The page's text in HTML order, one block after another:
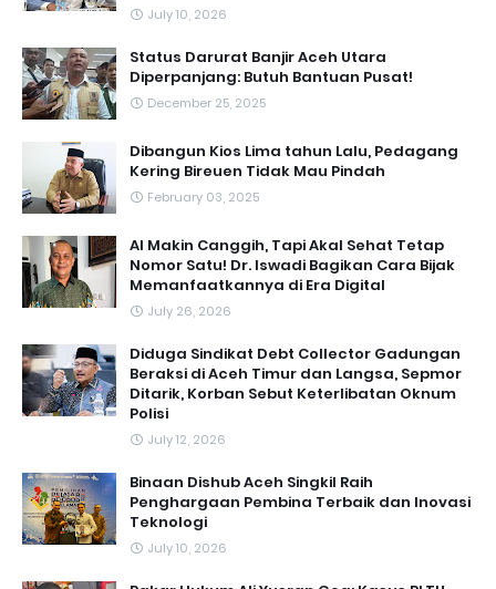
July 10, 2026
Status Darurat Banjir Aceh Utara
Diperpanjang: Butuh Bantuan Pusat!
December 25, 2025
Dibangun Kios Lima tahun Lalu, Pedagang
Kering Bireuen Tidak Mau Pindah
February 03, 2025
AI Makin Canggih, Tapi Akal Sehat Tetap
Nomor Satu! Dr. Iswadi Bagikan Cara Bijak
Memanfaatkannya di Era Digital
July 26, 2026
Diduga Sindikat Debt Collector Gadungan
Beraksi di Aceh Timur dan Langsa, Sepmor
Ditarik, Korban Sebut Keterlibatan Oknum
Polisi
July 12, 2026
Binaan Dishub Aceh Singkil Raih
Penghargaan Pembina Terbaik dan Inovasi
Teknologi
July 10, 2026